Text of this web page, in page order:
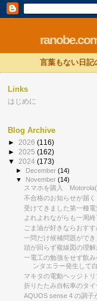
言葉もない日
Links
はじめに
Blog Archive
► 2026 (116)
► 2025 (162)
▼ 2024 (173)
► December(14)
▼ November(14)
スマホを購入 Motorola(
不合格のお知らせが届く
受けてきました第一種
よれよれながらも一周
ごま油が好きならおす
一問だけ候補問題ができ
頭が回らず複線図の理
一電工の勉強をせず飲
ンタエラー発生して
マキタの電動ヘッジト
折りたたみ自転車のタ
AQUOS sense 4 の調子